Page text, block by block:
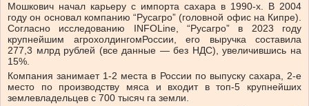
Мошкович начал карьеру с импорта сахара в 1990-х. В 2004
году он основал компанию “Русагро” (головной офис на Кипре).
Согласно исследованию INFOLine, “Русагро” в 2023 году
крупнейшим агрохолдингомРоссии, его выручка составила
277,3 млрд рублей (все данные — без НДС), увеличившись на
15%.
Компания занимает 1-2 места в России по выпуску сахара, 2-е
место по производству мяса и входит в топ-5 крупнейших
землевладельцев с 700 тысяч га земли.